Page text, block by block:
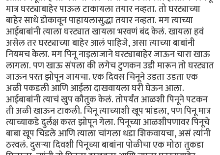
मात्र घरट्याबाहेर पाऊल टाकायला तयार नव्हता. तो घरट्याच्या
बाहेर साधे डोकावून पाहायलासुद्धा तयार नव्हता. मग त्याच्या
आईबाबांनी त्याला घरट्यात खायला भरवणं बंद केलं. खायला हवं
असेल तर घरट्याच्या बाहेर आलं पाहिजे, असा त्याच्या बाबांनी
नियमच केला. मग पिनू नाइलाजाने घरट्याबाहेर जाऊन चारा खाऊ
लागला. पण खाऊ संपला की लगेच टुणकन उडी मारून तो घरट्यात
जाऊन परत झोपून जायचा. एक दिवस चिनूने उडता उडता एक
अळी पकडली आणि आईला दाखवायला घरी घेऊन आला.
आईबाबांनी त्याचं खुप कौतुक केलं. तोपर्यंत आळशी पिनूने पटकन
ती अळी खाऊन टाकली. चिनू त्याच्याशी खूप भांडला, पण पिनू मात्र
त्याच्याकडे दुर्लक्ष करत झोपून गेला. पिनूच्या आळशीपणावर पिनूचे
बाबा खूप चिडले आणि त्याला चांगला धडा शिकवायचा, असं त्यांनी
ठरवलं. दुसर्‍या दिवशी पिनूच्या बाबांना पोळीचा एक मोठा तुकडा